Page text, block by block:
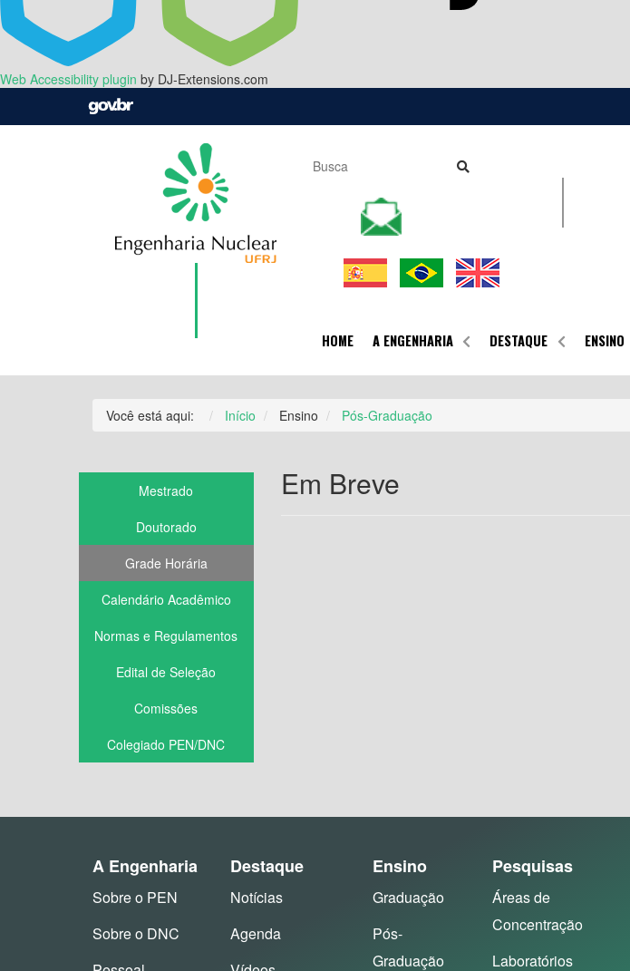
Web Accessibility plugin by DJ-Extensions.com
HOME A ENGENHARIA DESTAQUE ENSINO
Você está aqui: Início Ensino Pós-Graduação
Mestrado
Doutorado
Grade Horária
Calendário Acadêmico
Normas e Regulamentos
Edital de Seleção
Comissões
Colegiado PEN/DNC
Em Breve
A Engenharia
Sobre o PEN
Sobre o DNC
Destaque
Notícias
Agenda
Ensino
Graduação
Pós-
Graduação
Pesquisas
Áreas de
Concentração
Laboratórios